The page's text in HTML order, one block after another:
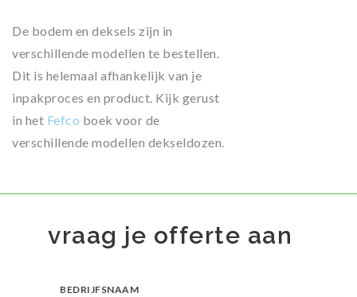
De bodem en deksels zijn in
verschillende modellen te bestellen.
Dit is helemaal afhankelijk van je
inpakproces en product. Kijk gerust
in het Fefco boek voor de
verschillende modellen dekseldozen.
vraag je offerte aan
BEDRIJFSNAAM